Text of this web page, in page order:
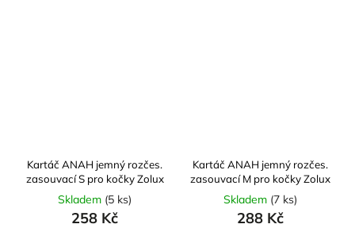
Kartáč ANAH jemný rozčes.
zasouvací S pro kočky Zolux
Skladem (5 ks)
258 Kč
Kartáč ANAH jemný rozčes.
zasouvací M pro kočky Zolux
Skladem (7 ks)
288 Kč